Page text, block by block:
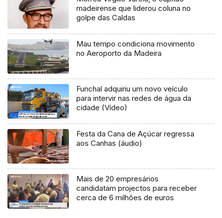
madeirense que liderou coluna no
golpe das Caldas
Mau tempo condiciona movimento
no Aeroporto da Madeira
Funchal adquiriu um novo veículo
para intervir nas redes de água da
cidade (Vídeo)
Festa da Cana de Açúcar regressa
aos Canhas (áudio)
Mais de 20 empresários
candidatam projectos para receber
cerca de 6 milhões de euros